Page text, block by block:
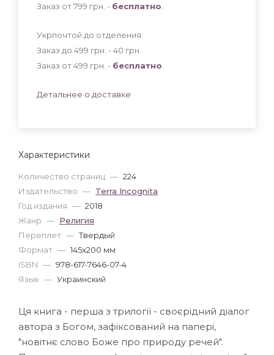
Характеристики
Количество страниц — 224
Издательство — Terra Incognita
Год издания — 2018
Жанр — Религия
Переплет — Твердый
Формат — 145x200 мм
ISBN — 978-617-7646-07-4
Язык — Украинский
Заказ от 799 грн. - бесплатно
Укрпочтой до отделения:
Заказ до 499 грн. - 40 грн
Заказ от 499 грн. - бесплатно
Детальнее о доставке
Ця книга - перша з трилогії - своєрідний діалог
автора з Богом, зафіксований на папері,
"новітнє слово Боже про природу речей".